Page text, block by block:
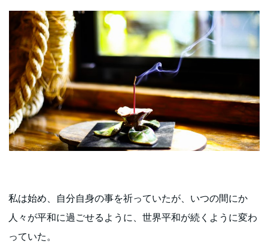
私は始め、自分自身の事を祈っていたが、いつの間にか
人々が平和に過ごせるように、世界平和が続くように変わ
っていた。